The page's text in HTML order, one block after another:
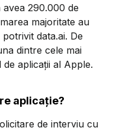
290.000 de
majoritate au
data.ai. De
dintre cele mai
aplicații al Apple.
aplicație?
de interviu cu